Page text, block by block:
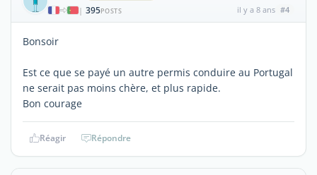
| 395POSTS il y a 8 ans #4
Bonsoir
Est ce que se payé un autre permis conduire au Portugal
ne serait pas moins chère, et plus rapide.
Bon courage
Réagir Répondre